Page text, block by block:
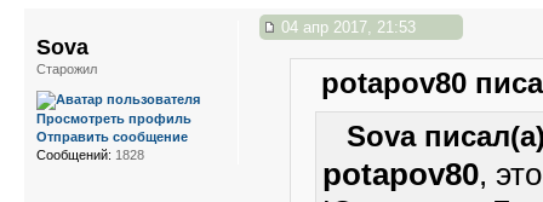
04 апр 2017, 21:53
potapov80
Sova
potapov80,
Sova
Старожил
Просмотреть профиль
Отправить сообщение
Сообщений: 1828